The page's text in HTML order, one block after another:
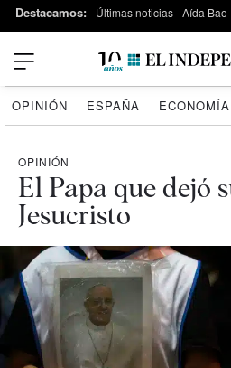
Destacamos: Últimas noticias Aída Bao
OPINIÓN ESPAÑA ECONOMÍA
OPINIÓN
El Papa que dejó
Jesucristo